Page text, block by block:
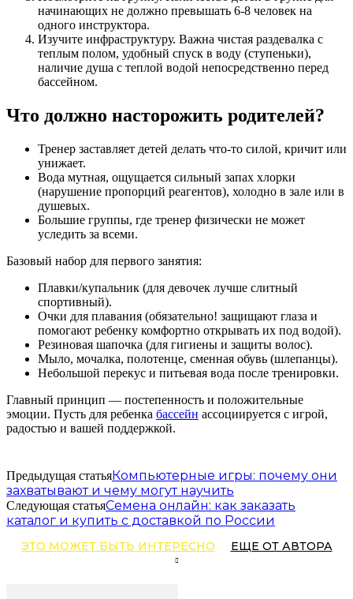
начинающих не должно превышать 6-8 человек на
одного инструктора.
Изучите инфраструктуру. Важна чистая раздевалка с
теплым полом, удобный спуск в воду (ступеньки),
наличие душа с теплой водой непосредственно перед
бассейном.
Что должно насторожить родителей?
Тренер заставляет детей делать что-то силой, кричит или
унижает.
Вода мутная, ощущается сильный запах хлорки
(нарушение пропорций реагентов), холодно в зале или в
душевых.
Большие группы, где тренер физически не может
уследить за всеми.
Базовый набор для первого занятия:
Плавки/купальник (для девочек лучше слитный
спортивный).
Очки для плавания (обязательно! защищают глаза и
помогают ребенку комфортно открывать их под водой).
Резиновая шапочка (для гигиены и защиты волос).
Мыло, мочалка, полотенце, сменная обувь (шлепанцы).
Небольшой перекус и питьевая вода после тренировки.
Главный принцип — постепенность и положительные
эмоции. Пусть для ребенка бассейн ассоциируется с игрой,
радостью и вашей поддержкой.
Предыдущая статьяКомпьютерные игры: почему они
захватывают и чему могут научить
Следующая статьяСемена онлайн: как заказать
каталог и купить с доставкой по России
ЭТО МОЖЕТ БЫТЬ ИНТЕРЕСНО ЕЩЕ ОТ АВТОРА